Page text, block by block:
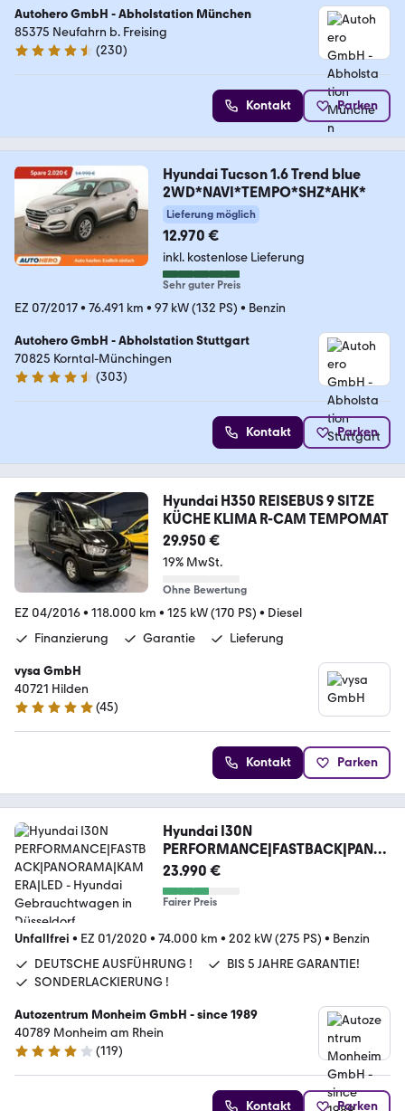
Autohero GmbH - Abholstation München
85375 Neufahrn b. Freising
4.4 Sterne
(230)
Kontakt Parken
Hyundai Tucson 1.6 Trend blue
2WD*NAVI*TEMPO*SHZ*AHK*
Lieferung möglich
12.970 €
inkl. kostenlose Lieferung
Sehr guter Preis
EZ 07/2017• 76.491 km • 97 kW (132 PS) • Benzin
Autohero GmbH - Abholstation Stuttgart
70825 Korntal-Münchingen
4.4 Sterne
(303)
Kontakt Parken
Hyundai H350 REISEBUS 9 SITZE
KÜCHE KLIMA R-CAM TEMPOMAT
29.950 €
19% MwSt.
Ohne Bewertung
EZ 04/2016• 118.000 km • 125 kW (170 PS) • Diesel
Finanzierung
Garantie Lieferung
vysa GmbH
40721 Hilden
4.9 Sterne
(45)
Kontakt Parken
Hyundai I30N
PERFORMANCE|FASTBACK|PANO
RAMA|KAMERA|LED
23.990 €
Fairer Preis
Unfallfrei • EZ 01/2020 • 74.000 km • 202 kW (275 PS) • Benzin
DEUTSCHE AUSFÜHRUNG !
BIS 5 JAHRE GARANTIE!
SONDERLACKIERUNG !
Autozentrum Monheim GmbH - since 1989
40789 Monheim am Rhein
4 Sterne
(119)
Kontakt Parken